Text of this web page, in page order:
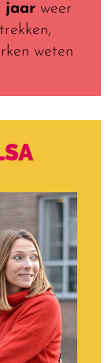
jaarweer
weten